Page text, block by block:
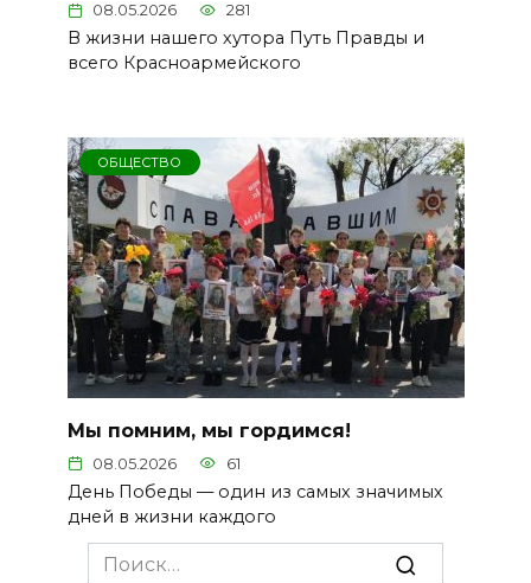
08.05.2026 281
В жизни нашего хутора Путь Правды и
всего Красноармейского
ОБЩЕСТВО
Мы помним, мы гордимся!
08.05.2026 61
День Победы — один из самых значимых
дней в жизни каждого
Search